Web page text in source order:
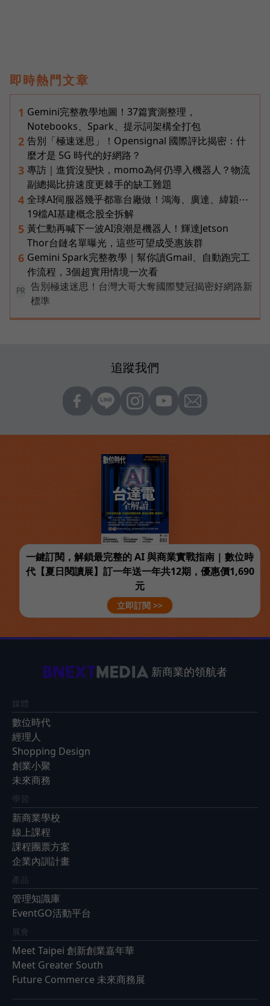
即時熱門文章
1 Gemini完整教學地圖！37篇實測整理，
Notebooks、Spark、提示詞架構全打包
2 告別「極速迷思」！Opensignal 國際評比揭密：什
麼才是 5G 時代的好網路？
3 專訪｜進貨沒變快，momo為何仍導入機器人？物流
副總揭比拚速度更棘手的缺工難題
4 全球AI伺服器幾乎都靠台廠做！鴻海、廣達、緯穎⋯
19檔AI基建概念股全拆解
5 黃仁勳再喊下一波AI浪潮是機器人！輝達Jetson
Thor台鏈名單曝光，這些可望成受惠族群
6 Gemini Spark完整教學｜幫你讀Gmail、自動跑完工
作流程，3個超實用情境一次看
PR
告別極速迷思！台灣大哥大奪國際雙冠揭密好網路新
標準
追蹤我們
一鍵訂閱，解鎖最完整的 AI 與商業實戰指南 | 數位時
代【夏日閱讀展】訂一年送一年共12期，優惠價1,690
元
立即訂閱 >>
新商業的領航者
媒體
數位時代
經理人
Shopping Design
創業小聚
未來商務
學習
新商業學校
線上課程
課程團票方案
企業內訓計畫
產品
管理知識庫
EventGO活動平台
展會
Meet Taipei 創新創業嘉年華
Meet Greater South
Future Commerce 未來商務展